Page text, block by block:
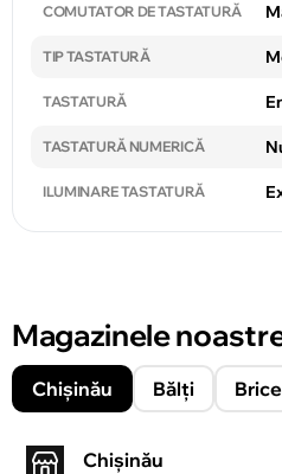
COMUTATOR DE TASTATURĂ
TIP TASTATURĂ
TASTATURĂ
TASTATURĂ NUMERICĂ
ILUMINARE TASTATURĂ
Magazinele
Chișinău Bălți
Chișinău